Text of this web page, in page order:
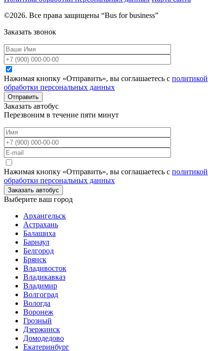
©2026. Все права защищены “Bus for business”
Заказать звонок
Нажимая кнопку «Отправить», вы соглашаетесь с политикой
обработки персональных данных
Отправить
Заказать автобус
Перезвоним в течение пяти минут
Нажимая кнопку «Отправить», вы соглашаетесь с политикой
обработки персональных данных
Заказать автобус
Выберите ваш город
Архангельск
Астрахань
Балашиха
Барнаул
Белгород
Брянск
Владивосток
Владикавказ
Владимир
Волгоград
Вологда
Воронеж
Грозный
Дзержинск
Домодедово
Екатеринбург